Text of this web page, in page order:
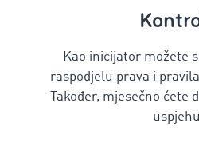
Kao inicijator možete
raspodjelu prava i
Također, mjesečno ćete